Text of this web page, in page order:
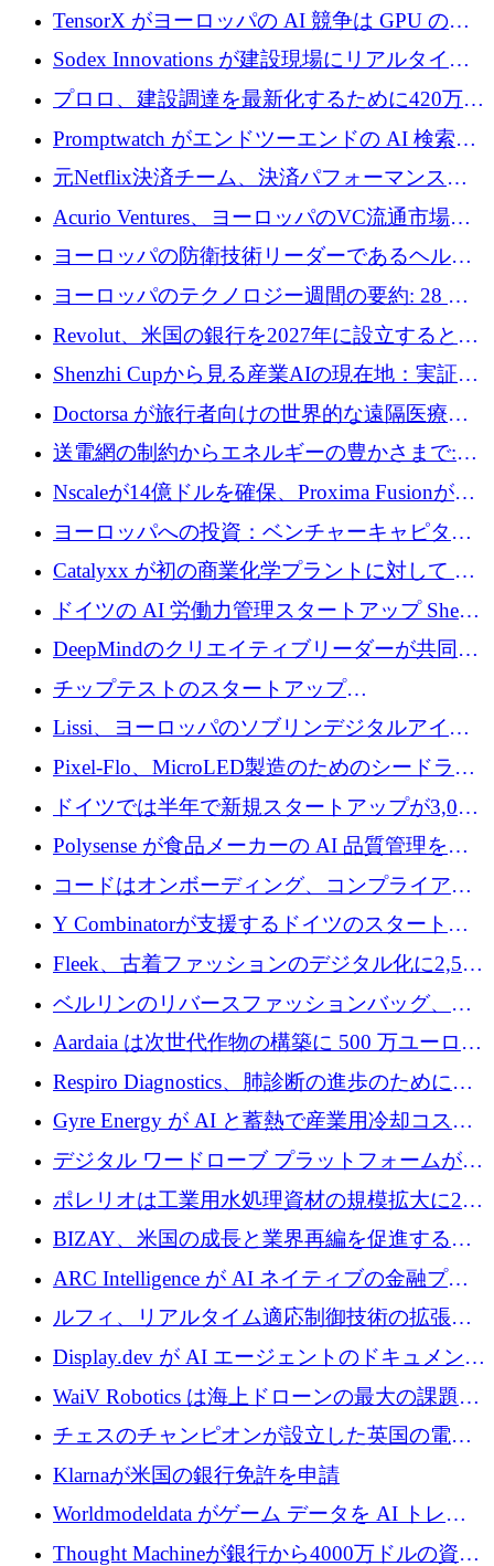
ン対策に 119 万ドルを調達
TensorX がヨーロッパの AI 競争は GPU の所
有者によって決まると考える理由
Sodex Innovations が建設現場にリアルタイム
のインテリジェンスをもたらすために 400 万
ユーロを確保
プロロ、建設調達を最新化するために420万ポ
ンドを調達
Promptwatch がエンドツーエンドの AI 検索最
適化プラットフォームを拡張するために 600
万ユーロを調達
元Netflix決済チーム、決済パフォーマンスプ
ラットフォームNopanのためにこれまでに720
万ユーロを調達
Acurio Ventures、ヨーロッパのVC流通市場の
流動性を解放するために1億1,500万ユーロの
ファンドを立ち上げる
ヨーロッパの防衛技術リーダーであるヘルシ
ングは、180億ドルの評価額で18億ドルのシリ
ヨーロッパのテクノロジー週間の要約: 28 億
ユーロを超える 70 以上のテクノロジー資金調
Revolut、米国の銀行を2027年に設立すると米
国の社長が語る
Shenzhi Cupから見る産業AIの現在地：実証と
産業実装への道筋
Doctorsa が旅行者向けの世界的な遠隔医療プ
ラットフォームを拡大するために 100 万ユー
ロを調達
送電網の制約からエネルギーの豊かさまで:
Envision の Gobi X がヨーロッパの AI の未来
にどのように貢献できるか
Nscaleが14億ドルを確保、Proxima Fusionが4
億1,100万ユーロを獲得、Invest EuropeはVCの
ヨーロッパへの投資：ベンチャーキャピタル
が過去2番目に高い水準に到達
Catalyxx が初の商業化学プラントに対して EU
から 2,000 万ユーロ以上の支援を獲得
ドイツの AI 労働力管理スタートアップ Sherpa
がプレシードで 220 万ドルを調達
DeepMindのクリエイティブリーダーが共同設
立したAIライティングのスタートアップが
1,300万ドルのシード投資を調達
チップテストのスタートアップ
QuantumDiamondsが株式資金で1,500万ユーロ
Lissi、ヨーロッパのソブリンデジタルアイデ
ンティティの未来を推進するために350万ユー
ロを調達
Pixel-Flo、MicroLED製造のためのシードラウ
ンドで525万ポンドを獲得
ドイツでは半年で新規スタートアップが3,000
社という記録を目の当たりにし、涙を流すハ
ンブルク
Polysense が食品メーカーの AI 品質管理を拡
張するために 1,070 万ドルを調達
コードはオンボーディング、コンプライアン
ス、支払いを統合するために 640 万ポンドを
Y Combinatorが支援するドイツのスタートア
ップFintoが340万ドルを調達、シリコンバレ
ーではなくミュンヘンを選んだと語る
Fleek、古着ファッションのデジタル化に2,500
万ドルを確保
ベルリンのリバースファッションバッグ、繊
維仕分け規模拡大に7桁の資金調達
Aardaia は次世代作物の構築に 500 万ユーロを
寄付
Respiro Diagnostics、肺診断の進歩のために
100 万ポンドを確保
Gyre Energy が AI と蓄熱で産業用冷却コスト
を削減するために 130 万ドルを調達
デジタル ワードローブ プラットフォームが
1,000 万人のユーザーに到達し、Whering が
700 万ドルを獲得
ポレリオは工業用水処理資材の規模拡大に240
万ユーロを確保
BIZAY、米国の成長と業界再編を促進するた
めに5,500万ドルを確保
ARC Intelligence が AI ネイティブの金融プラ
ットフォームを拡大するために 400 万ユーロ
ルフィ、リアルタイム適応制御技術の拡張に
810万ポンドを確保
Display.dev が AI エージェントのドキュメント
コラボレーションを強化するために 47 万ユー
WaiV Robotics は海上ドローンの最大の課題の
1 つをどのように解決しているか
チェスのチャンピオンが設立した英国の電池
材料スタートアップ TaiSan が 465 万ポンドを
Klarnaが米国の銀行免許を申請
Worldmodeldata がゲーム データを AI トレー
ニングに変えるために 700 万ポンドを獲得
Thought Machineが銀行から4000万ドルの資金